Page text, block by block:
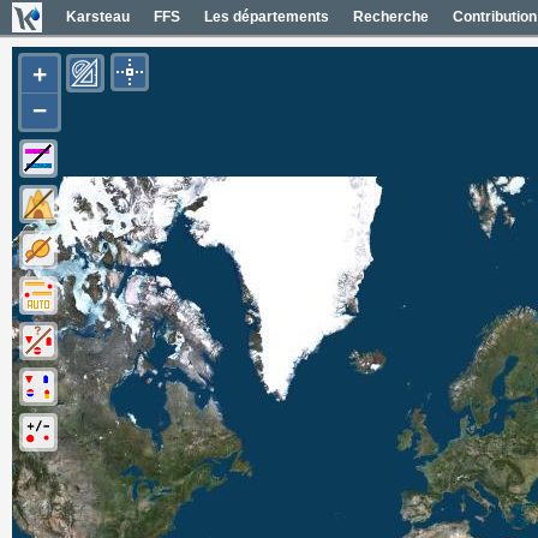
Karsteau FFS Les départements Recherche Contribution
+
−
Photos aériennes France
Mapas geol 1/50000 España
Mapas IGN España
Fotos aéreas España
Photos aériennes ESRI
Carte OpenTopoMap